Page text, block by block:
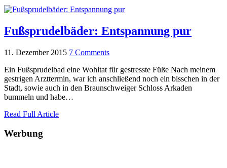
Fußsprudelbäder: Entspannung pur
11. Dezember 2015 7 Comments
Ein Fußsprudelbad eine Wohltat für gestresste Füße Nach meinem
gestrigen Arzttermin, war ich anschließend noch ein bisschen in der
Stadt, sowie auch in den Braunschweiger Schloss Arkaden
bummeln und habe…
Read Full Article
Werbung